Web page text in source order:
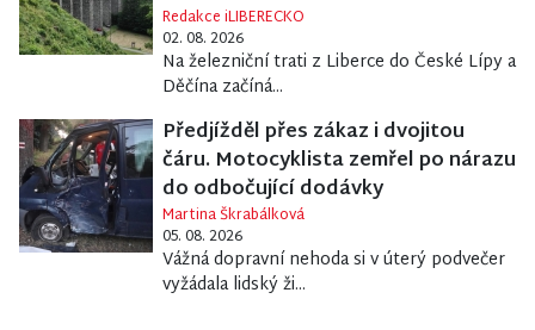
Redakce iLIBERECKO
02. 08. 2026
Na železniční trati z Liberce do České Lípy a
Děčína začíná...
Předjížděl přes zákaz i dvojitou
čáru. Motocyklista zemřel po nárazu
do odbočující dodávky
Martina Škrabálková
05. 08. 2026
Vážná dopravní nehoda si v úterý podvečer
vyžádala lidský ži...